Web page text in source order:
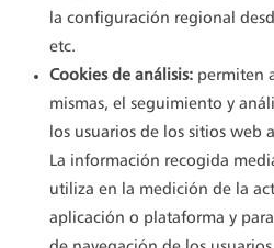
la configuración regional
etc.
Cookies de análisis: permiten
mismas, el seguimiento y
los usuarios de los sitios web
La información recogida
utiliza en la medición de la
aplicación o plataforma y